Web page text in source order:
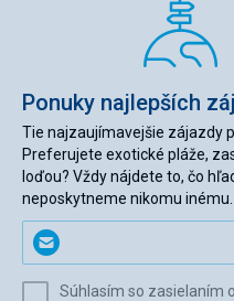
Ponuky najlepších
Tie najzaujímavejšie zájazdy
Preferujete exotické pláže,
loďou? Vždy nájdete to, čo
neposkytneme nikomu inému.
Zadajte
svoj
Súhlasím so zasielaním